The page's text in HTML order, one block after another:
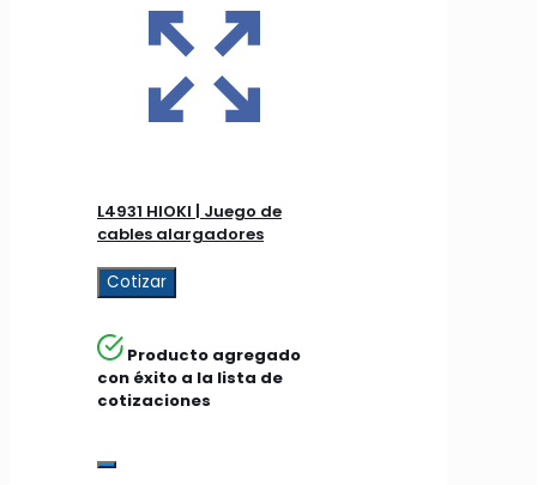
L4931 HIOKI | Juego de
cables alargadores
Cotizar
Producto agregado
con éxito a la lista de
cotizaciones